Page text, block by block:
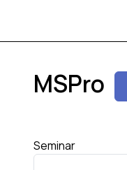
MSPro
Seminar